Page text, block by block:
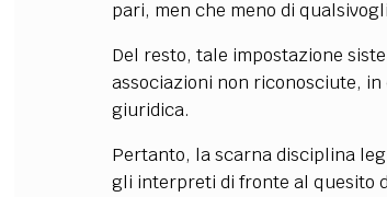
pari, men che meno di
Del resto, tale impostazione
associazioni non riconosciute,
giuridica.
Pertanto, la scarna disciplina
gli interpreti di fronte al quesito